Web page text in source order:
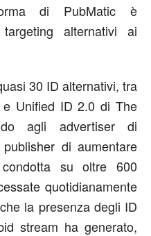
di PubMatic è
alternativi ai
30 ID alternativi, tra
Unified ID 2.0 di The
agli advertiser di
di aumentare
su oltre 600
quotidianamente
la presenza degli ID
stream ha generato,